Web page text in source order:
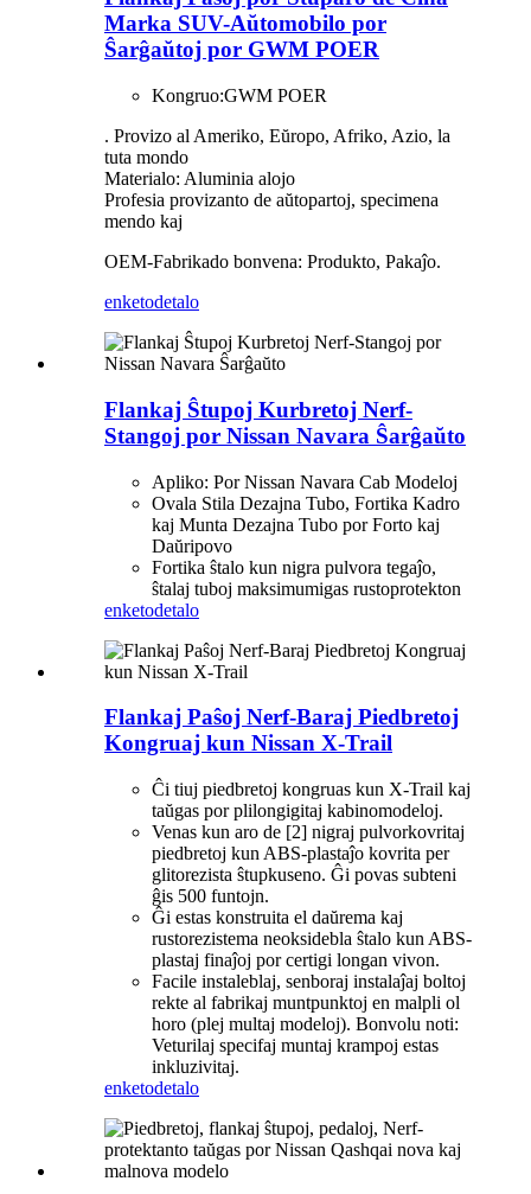
Marka SUV-Aŭtomobilo por
Ŝarĝaŭtoj por GWM POER
Kongruo:GWM POER
. Provizo al Ameriko, Eŭropo, Afriko, Azio, la
tuta mondo
Materialo: Aluminia alojo
Profesia provizanto de aŭtopartoj, specimena
mendo kaj
OEM-Fabrikado bonvena: Produkto, Pakaĵo.
enketodetalo
Flankaj Ŝtupoj Kurbretoj Nerf-
Stangoj por Nissan Navara Ŝarĝaŭto
Apliko: Por Nissan Navara Cab Modeloj
Ovala Stila Dezajna Tubo, Fortika Kadro
kaj Munta Dezajna Tubo por Forto kaj
Daŭripovo
Fortika ŝtalo kun nigra pulvora tegaĵo,
ŝtalaj tuboj maksimumigas rustoprotekton
enketodetalo
Flankaj Paŝoj Nerf-Baraj Piedbretoj
Kongruaj kun Nissan X-Trail
Ĉi tiuj piedbretoj kongruas kun X-Trail kaj
taŭgas por plilongigitaj kabinomodeloj.
Venas kun aro de [2] nigraj pulvorkovritaj
piedbretoj kun ABS-plastaĵo kovrita per
glitorezista ŝtupkuseno. Ĝi povas subteni
ĝis 500 funtojn.
Ĝi estas konstruita el daŭrema kaj
rustorezistema neoksidebla ŝtalo kun ABS-
plastaj finaĵoj por certigi longan vivon.
Facile instaleblaj, senboraj instalaĵaj boltoj
rekte al fabrikaj muntpunktoj en malpli ol
horo (plej multaj modeloj). Bonvolu noti:
Veturilaj specifaj muntaj krampoj estas
inkluzivitaj.
enketodetalo